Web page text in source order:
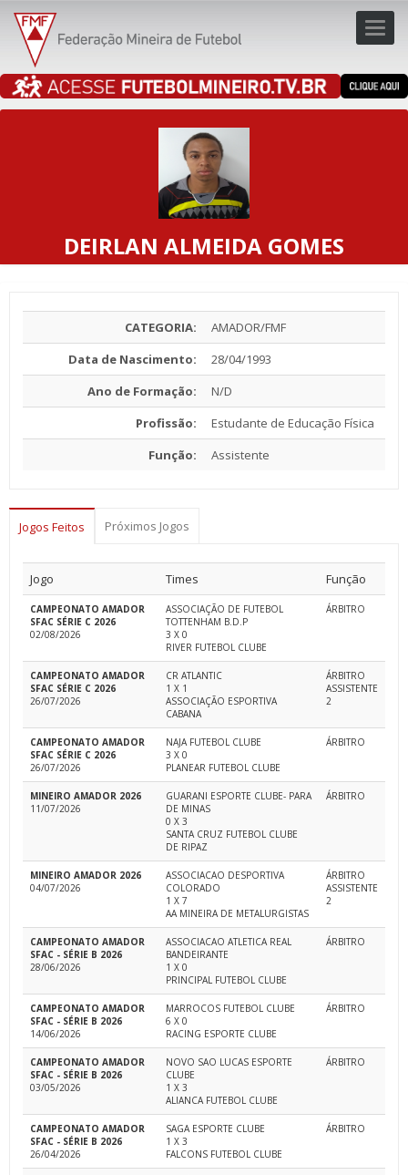
DEIRLAN ALMEIDA GOMES
CATEGORIA:
AMADOR/FMF
Data de Nascimento:
28/04/1993
Ano de Formação:
N/D
Profissão:
Estudante de Educação Física
Função:
Assistente
Jogos Feitos Próximos Jogos
Jogo Times Função
CAMPEONATO AMADOR
SFAC SÉRIE C 2026
02/08/2026
ASSOCIAÇÃO DE FUTEBOL
TOTTENHAM B.D.P
3 X 0
RIVER FUTEBOL CLUBE
ÁRBITRO
CAMPEONATO AMADOR
SFAC SÉRIE C 2026
26/07/2026
CR ATLANTIC
1 X 1
ASSOCIAÇÃO ESPORTIVA
CABANA
ÁRBITRO
ASSISTENTE
2
CAMPEONATO AMADOR
SFAC SÉRIE C 2026
26/07/2026
NAJA FUTEBOL CLUBE
3 X 0
PLANEAR FUTEBOL CLUBE
ÁRBITRO
MINEIRO AMADOR 2026
11/07/2026
GUARANI ESPORTE CLUBE- PARA
DE MINAS
0 X 3
SANTA CRUZ FUTEBOL CLUBE
DE RIPAZ
ÁRBITRO
MINEIRO AMADOR 2026
04/07/2026
ASSOCIACAO DESPORTIVA
COLORADO
1 X 7
AA MINEIRA DE METALURGISTAS
ÁRBITRO
ASSISTENTE
2
CAMPEONATO AMADOR
SFAC - SÉRIE B 2026
28/06/2026
ASSOCIACAO ATLETICA REAL
BANDEIRANTE
1 X 0
PRINCIPAL FUTEBOL CLUBE
ÁRBITRO
CAMPEONATO AMADOR
SFAC - SÉRIE B 2026
14/06/2026
MARROCOS FUTEBOL CLUBE
6 X 0
RACING ESPORTE CLUBE
ÁRBITRO
CAMPEONATO AMADOR
SFAC - SÉRIE B 2026
03/05/2026
NOVO SAO LUCAS ESPORTE
CLUBE
1 X 3
ALIANCA FUTEBOL CLUBE
ÁRBITRO
CAMPEONATO AMADOR
SFAC - SÉRIE B 2026
26/04/2026
SAGA ESPORTE CLUBE
1 X 3
FALCONS FUTEBOL CLUBE
ÁRBITRO